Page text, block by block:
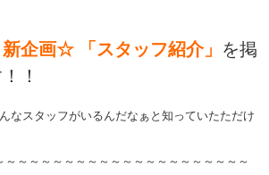
新企画☆ 「スタッフ紹介」 を掲
！
なスタッフがいるんだなぁと知っていたただけ
～～～～～～～～～～～～～～～～～～～～～